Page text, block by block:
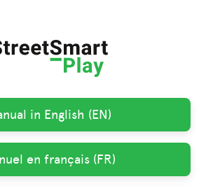
in English (EN)
en français (FR)